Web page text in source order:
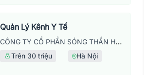
Quản Lý Kênh Y Tế
CÔNG TY CỔ PHẦN SÓNG THẦN HÀ NỘI
Trên 30 triệu Hà Nội